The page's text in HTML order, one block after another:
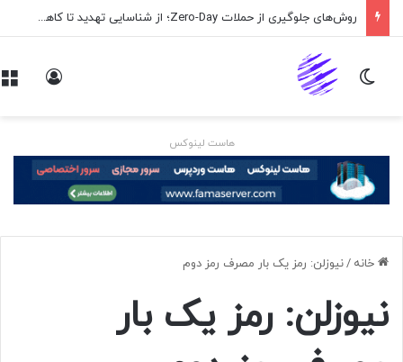
روش‌های جلوگیری از حملات Zero-Day؛ از شناسایی تهدید تا کاهش ریسک
تغییر پوسته
هاست لینوکس
خانه /نیوزلن: رمز یک بار مصرف رمز دوم
نیوزلن: رمز یک بار